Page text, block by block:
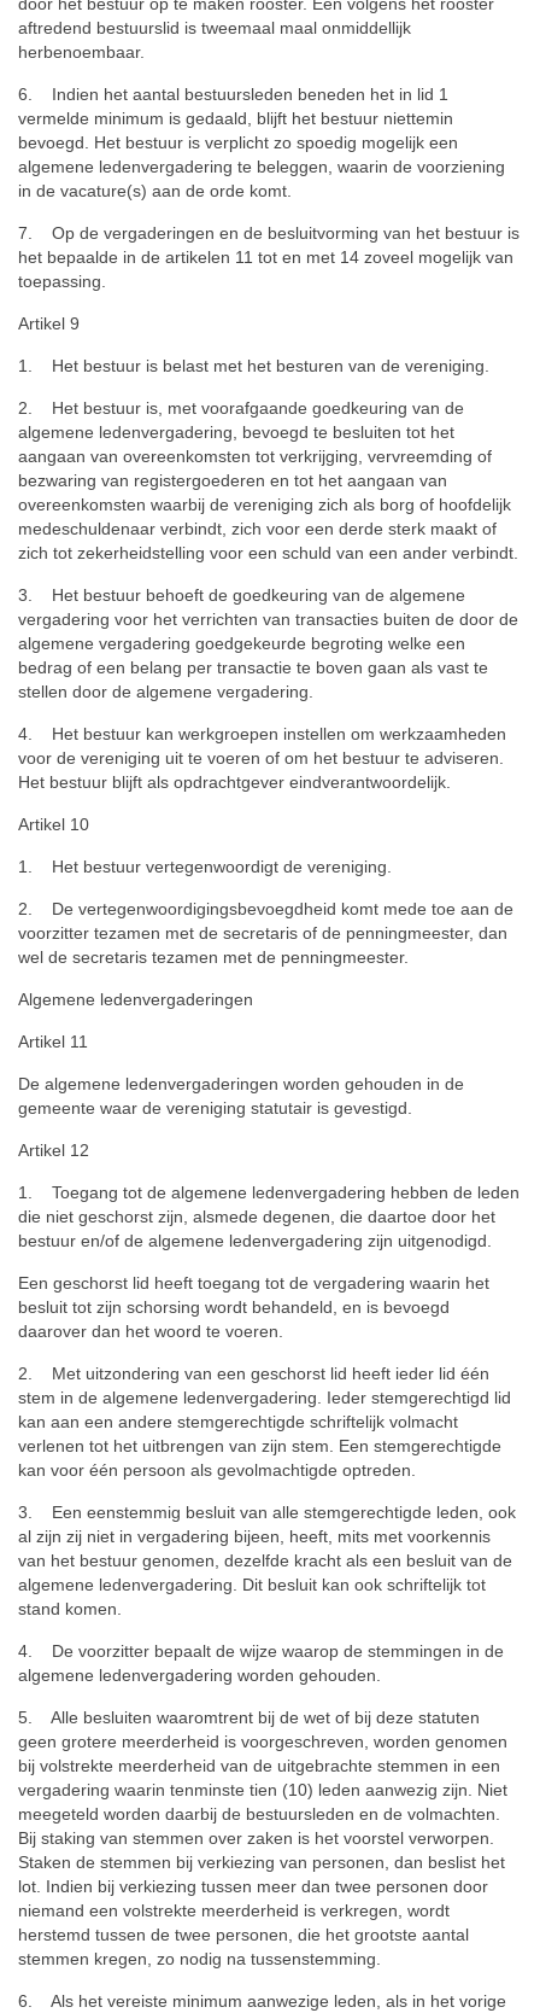
aftredend bestuurslid is tweemaal maal onmiddellijk
herbenoembaar.
6. Indien het aantal bestuursleden beneden het in lid 1
vermelde minimum is gedaald, blijft het bestuur niettemin
bevoegd. Het bestuur is verplicht zo spoedig mogelijk een
algemene ledenvergadering te beleggen, waarin de voorziening
in de vacature(s) aan de orde komt.
7. Op de vergaderingen en de besluitvorming van het bestuur is
het bepaalde in de artikelen 11 tot en met 14 zoveel mogelijk van
toepassing.
Artikel 9
1. Het bestuur is belast met het besturen van de vereniging.
2. Het bestuur is, met voorafgaande goedkeuring van de
algemene ledenvergadering, bevoegd te besluiten tot het
aangaan van overeenkomsten tot verkrijging, vervreemding of
bezwaring van registergoederen en tot het aangaan van
overeenkomsten waarbij de vereniging zich als borg of hoofdelijk
medeschuldenaar verbindt, zich voor een derde sterk maakt of
zich tot zekerheidstelling voor een schuld van een ander verbindt.
3. Het bestuur behoeft de goedkeuring van de algemene
vergadering voor het verrichten van transacties buiten de door de
algemene vergadering goedgekeurde begroting welke een
bedrag of een belang per transactie te boven gaan als vast te
stellen door de algemene vergadering.
4. Het bestuur kan werkgroepen instellen om werkzaamheden
voor de vereniging uit te voeren of om het bestuur te adviseren.
Het bestuur blijft als opdrachtgever eindverantwoordelijk.
Artikel 10
1. Het bestuur vertegenwoordigt de vereniging.
2. De vertegenwoordigingsbevoegdheid komt mede toe aan de
voorzitter tezamen met de secretaris of de penningmeester, dan
wel de secretaris tezamen met de penningmeester.
Algemene ledenvergaderingen
Artikel 11
De algemene ledenvergaderingen worden gehouden in de
gemeente waar de vereniging statutair is gevestigd.
Artikel 12
1. Toegang tot de algemene ledenvergadering hebben de leden
die niet geschorst zijn, alsmede degenen, die daartoe door het
bestuur en/of de algemene ledenvergadering zijn uitgenodigd.
Een geschorst lid heeft toegang tot de vergadering waarin het
besluit tot zijn schorsing wordt behandeld, en is bevoegd
daarover dan het woord te voeren.
2. Met uitzondering van een geschorst lid heeft ieder lid één
stem in de algemene ledenvergadering. Ieder stemgerechtigd lid
kan aan een andere stemgerechtigde schriftelijk volmacht
verlenen tot het uitbrengen van zijn stem. Een stemgerechtigde
kan voor één persoon als gevolmachtigde optreden.
3. Een eenstemmig besluit van alle stemgerechtigde leden, ook
al zijn zij niet in vergadering bijeen, heeft, mits met voorkennis
van het bestuur genomen, dezelfde kracht als een besluit van de
algemene ledenvergadering. Dit besluit kan ook schriftelijk tot
stand komen.
4. De voorzitter bepaalt de wijze waarop de stemmingen in de
algemene ledenvergadering worden gehouden.
5. Alle besluiten waaromtrent bij de wet of bij deze statuten
geen grotere meerderheid is voorgeschreven, worden genomen
bij volstrekte meerderheid van de uitgebrachte stemmen in een
vergadering waarin tenminste tien (10) leden aanwezig zijn. Niet
meegeteld worden daarbij de bestuursleden en de volmachten.
Bij staking van stemmen over zaken is het voorstel verworpen.
Staken de stemmen bij verkiezing van personen, dan beslist het
lot. Indien bij verkiezing tussen meer dan twee personen door
niemand een volstrekte meerderheid is verkregen, wordt
herstemd tussen de twee personen, die het grootste aantal
stemmen kregen, zo nodig na tussenstemming.
6. Als het vereiste minimum aanwezige leden, als in het vorige